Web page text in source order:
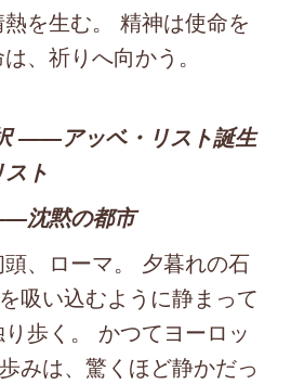
を生む。 精神は使命を
、祈りへ向かう。
――アッベ・リスト誕生
ト
沈黙の都市
、ローマ。 夕暮れの石
吸い込むように静まって
歩く。 かつてヨーロッ
みは、驚くほど静かだっ